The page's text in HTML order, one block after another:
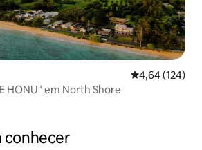
4,64 de uma
4,64 (124)
HONU" em North Shore
conhecer